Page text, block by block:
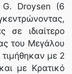
G. Droysen (6
σε ιδιαίτερο
του Μεγάλου
με 2
με Κρατικό